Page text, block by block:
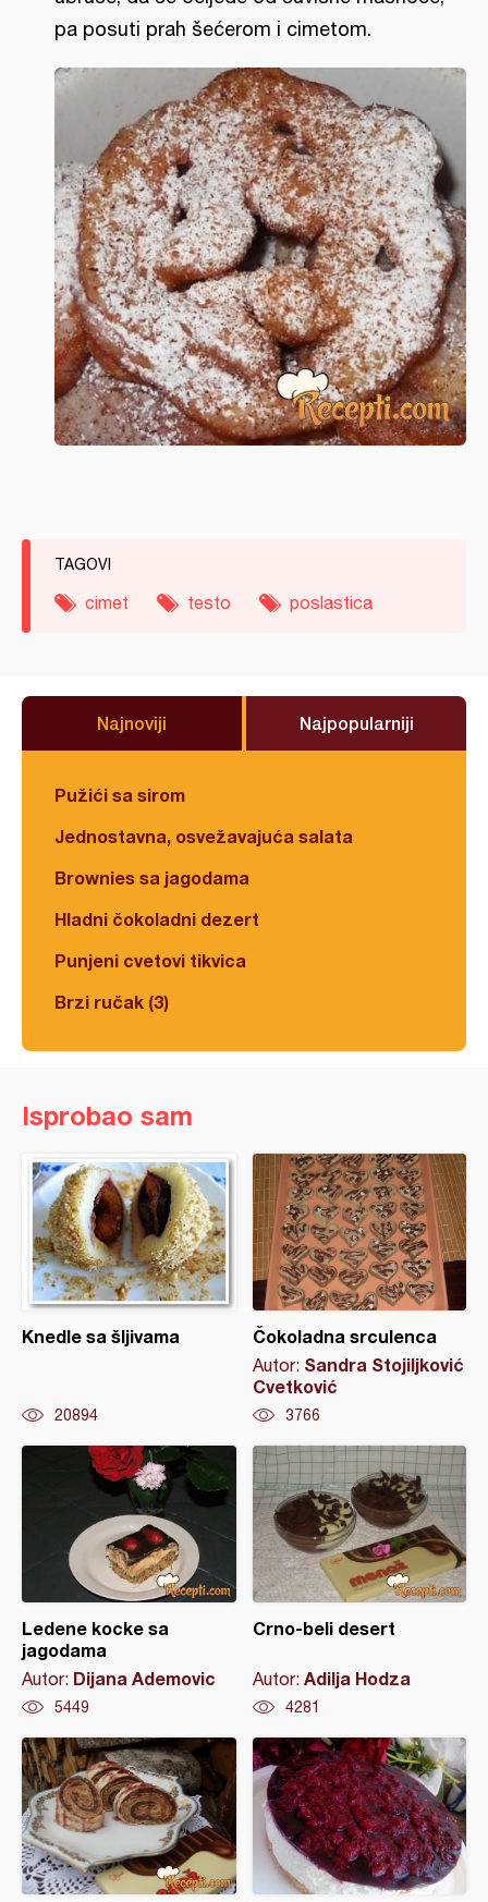
pa posuti prah šećerom i cimetom.
TAGOVI
cimet testo poslastica
Najnoviji Najpopularniji
Pužići sa sirom
Jednostavna, osvežavajuća salata
Brownies sa jagodama
Hladni čokoladni dezert
Punjeni cvetovi tikvica
Brzi ručak (3)
Isprobao sam
Knedle sa šljivama
20894
Čokoladna srculenca
Autor: Sandra Stojiljković
Cvetković
3766
Ledene kocke sa
jagodama
Autor: Dijana Ademovic
5449
Crno-beli desert
Autor: Adilja Hodza
4281